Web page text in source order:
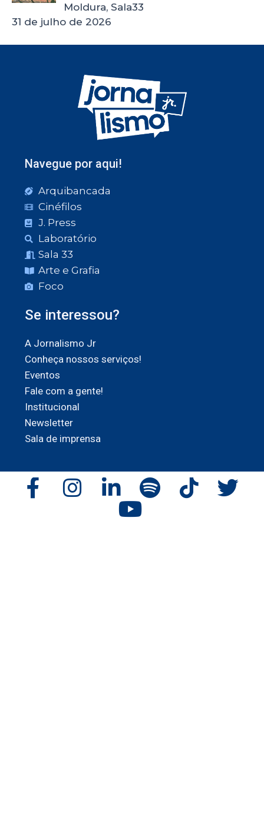
Moldura, Sala33
31 de julho de 2026
Navegue por aqui!
Arquibancada
Cinéfilos
J. Press
Laboratório
Sala 33
Arte e Grafia
Foco
Se interessou?
A Jornalismo Jr
Conheça nossos serviços!
Eventos
Fale com a gente!
Institucional
Newsletter
Sala de imprensa